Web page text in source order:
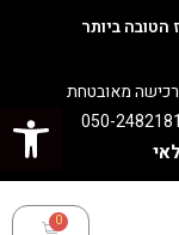
פתח סרגל נגישות
רכישה מאובטחת